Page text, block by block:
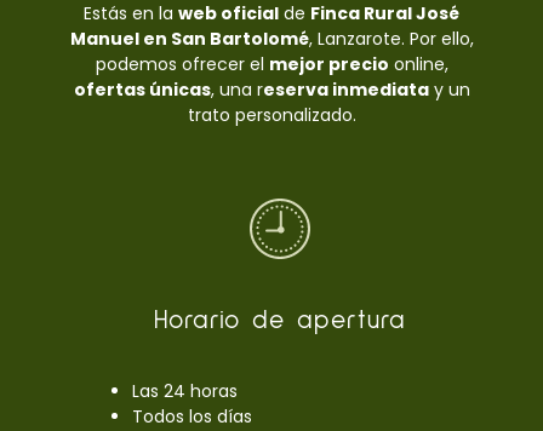
Estás en la web oficial de Finca Rural José
Manuel en San Bartolomé, Lanzarote. Por ello,
podemos ofrecer el mejor precio online,
ofertas únicas, una reserva inmediatay un
trato personalizado.
Horario de apertura
Las 24 horas
Todos los días